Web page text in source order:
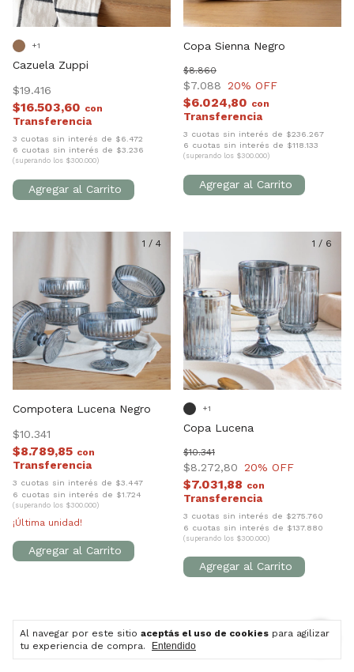
Al navegar por este sitio aceptás el uso de cookies para agilizar
tu experiencia de compra.
Entendido
Cazuela Zuppi
$19.416
$16.503,60 con
3 cuotas sin interés de $6.472
6 cuotas sin interés de $3.236
(superando los $300.000)
+1 Copa Sienna Negro
$7.088
$8.860
20% OFF
$6.024,80 con
3 cuotas sin interés de $236.267
6 cuotas sin interés de $118.133
(superando los $300.000)
1 / 4
Compotera Lucena Negro
$10.341
$8.789,85 con
3 cuotas sin interés de $3.447
6 cuotas sin interés de $1.724
(superando los $300.000)
¡Última unidad!
1 / 6
Copa Lucena
$8.272,80
$10.341
20% OFF
$7.031,88 con
3 cuotas sin interés de $275.760
6 cuotas sin interés de $137.880
(superando los $300.000)
+1
2 / 3